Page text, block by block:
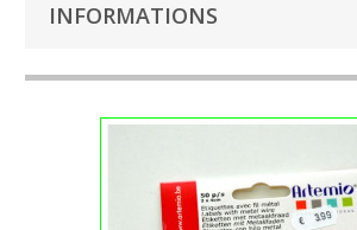
INFORMATIONS